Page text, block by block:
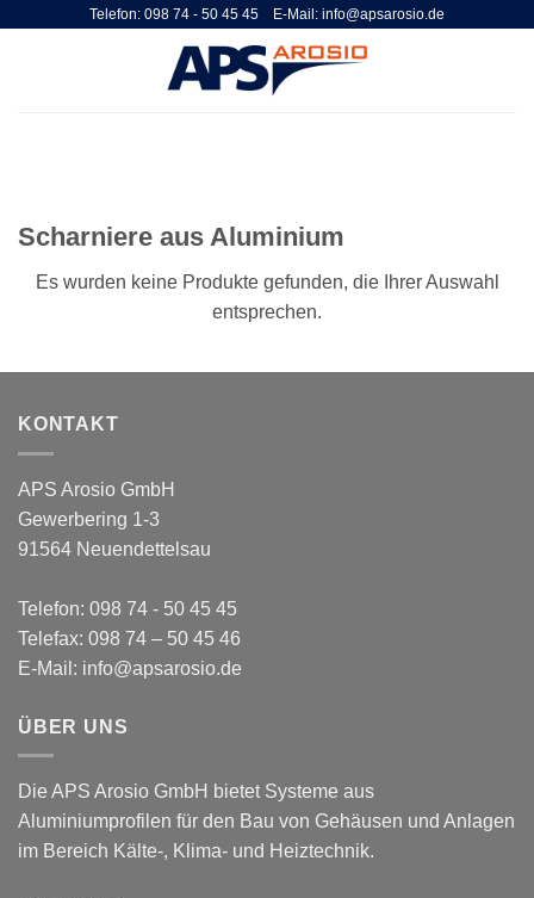
Telefon: 098 74 - 50 45 45 E-Mail: info@apsarosio.de
Scharniere aus Aluminium
Es wurden keine Produkte gefunden, die Ihrer Auswahl
entsprechen.
KONTAKT
APS Arosio GmbH
Gewerbering 1-3
91564 Neuendettelsau
Telefon: 098 74 - 50 45 45
Telefax: 098 74 – 50 45 46
E-Mail: info@apsarosio.de
ÜBER UNS
Die APS Arosio GmbH bietet Systeme aus
Aluminiumprofilen für den Bau von Gehäusen und Anlagen
im Bereich Kälte-, Klima- und Heiztechnik.